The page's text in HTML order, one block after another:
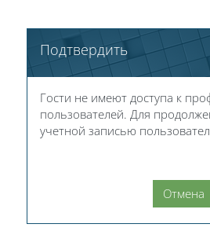
Подтвердить
Гости не имеют доступа к
пользователей. Для
учетной записью
Отмена